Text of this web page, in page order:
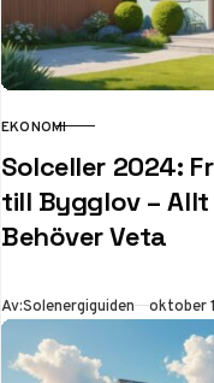
KATEGORI
EKONOMI
Solceller 2024:
till Bygglov – Allt
Behöver Veta
Av:Solenergiguiden oktober